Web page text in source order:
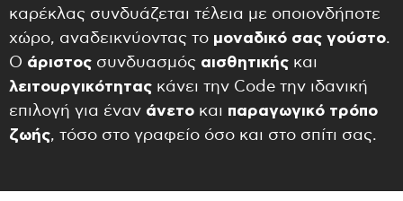
καρέκλας συνδυάζεται τέλεια με οποιονδήποτε
χώρο, αναδεικνύοντας το μοναδικό σας γούστο.
Ο άριστος συνδυασμός αισθητικής και
λειτουργικότητας κάνει την Code την ιδανική
επιλογή για έναν άνετο και παραγωγικό τρόπο
ζωής, τόσο στο γραφείο όσο και στο σπίτι σας.